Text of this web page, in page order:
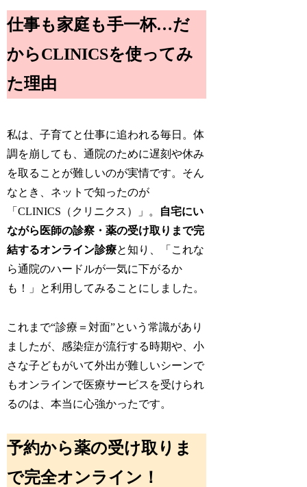
仕事も家庭も手一杯…だ
からCLINICSを使ってみ
た理由
私は、子育てと仕事に追われる毎日。体
調を崩しても、通院のために遅刻や休み
を取ることが難しいのが実情です。そん
なとき、ネットで知ったのが
「CLINICS（クリニクス）」。
自宅にい
ながら医師の診察・薬の受け取りまで完
結するオンライン診療と知り、「これな
ら通院のハードルが一気に下がるか
も！」と利用してみることにしました。
これまで“診療＝対面”という常識があり
ましたが、感染症が流行する時期や、小
さな子どもがいて外出が難しいシーンで
もオンラインで医療サービスを受けられ
るのは、本当に心強かったです。
予約から薬の受け取りま
で完全オンライン！